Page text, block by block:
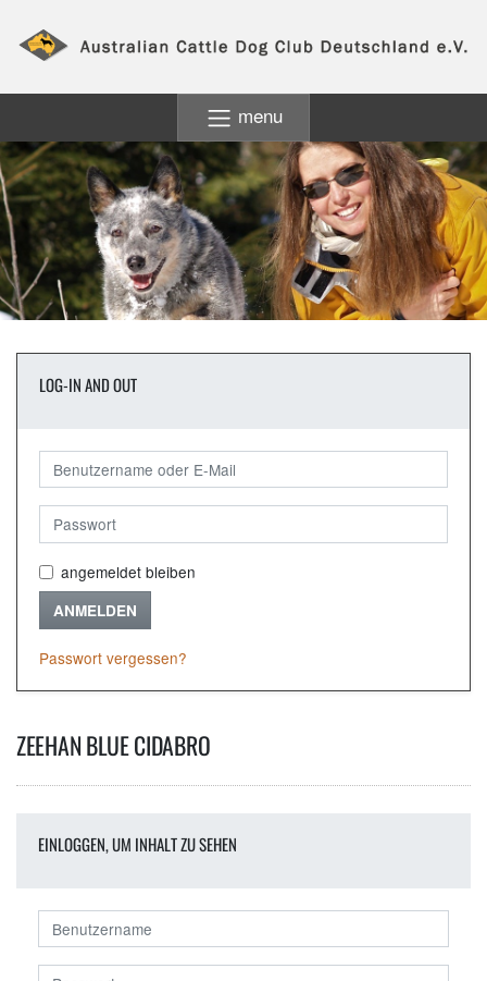
menu
LOG-IN AND OUT
angemeldet bleiben
ANMELDEN
Passwort vergessen?
ZEEHAN BLUE CIDABRO
EINLOGGEN, UM INHALT ZU SEHEN